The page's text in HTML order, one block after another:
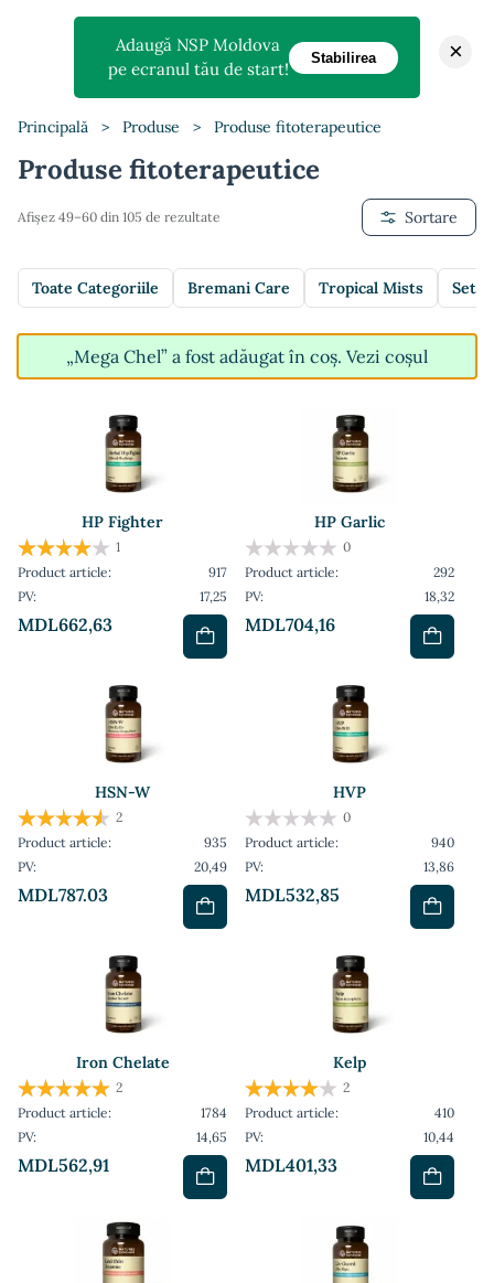
Principală > Produse > Produse fitoterapeutice
Produse fitoterapeutice
Afișez 49–60 din 105 de rezultate Sortare
Toate Categoriile Bremani Care Tropical Mists
„Mega Chel” a fost adăugat în coș. Vezi coșul
HP Fighter
MDL662,63
1
Product article:
917
PV:
17,25
HP Garlic
MDL704,16
0
Product article:
292
PV:
18,32
HSN-W
MDL787.03
2
Product article:
935
PV:
20,49
HVP
MDL532,85
0
Product article:
940
PV:
13,86
Iron Chelate
MDL562,91
2
Product article:
1784
PV:
14,65
Kelp
MDL401,33
2
Product article:
410
PV:
10,44
Adaugă NSP Moldova
pe ecranul tău de start!
Stabilirea ×